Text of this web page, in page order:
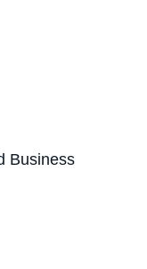
Business